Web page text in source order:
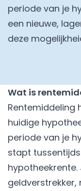
periode van je
een nieuwe,
deze
Wat is
Rentemiddeling
huidige
periode van je
stapt